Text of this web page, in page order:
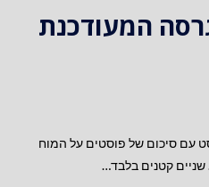
המעודכנת
עם סיכום של פוסטים על המוח
קטנים בלבד…